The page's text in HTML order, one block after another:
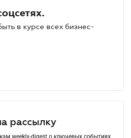
в курсе всех бизнес-
рассылку
weekly-digest о ключевых событиях